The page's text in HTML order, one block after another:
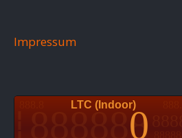
Impressum